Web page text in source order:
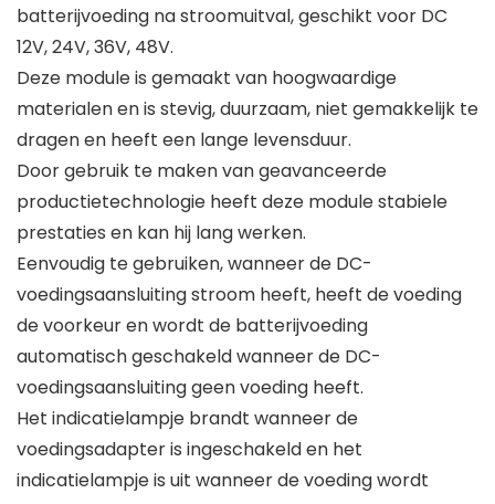
batterijvoeding na stroomuitval, geschikt voor DC
12V, 24V, 36V, 48V.
Deze module is gemaakt van hoogwaardige
materialen en is stevig, duurzaam, niet gemakkelijk te
dragen en heeft een lange levensduur.
Door gebruik te maken van geavanceerde
productietechnologie heeft deze module stabiele
prestaties en kan hij lang werken.
Eenvoudig te gebruiken, wanneer de DC-
voedingsaansluiting stroom heeft, heeft de voeding
de voorkeur en wordt de batterijvoeding
automatisch geschakeld wanneer de DC-
voedingsaansluiting geen voeding heeft.
Het indicatielampje brandt wanneer de
voedingsadapter is ingeschakeld en het
indicatielampje is uit wanneer de voeding wordt